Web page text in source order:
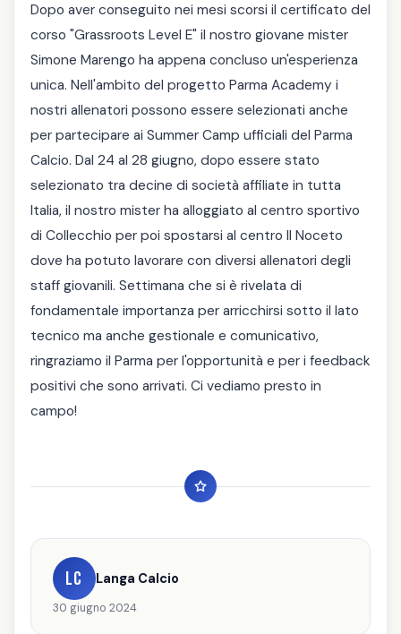
Dopo aver conseguito nei mesi scorsi il certificato del
corso "Grassroots Level E" il nostro giovane mister
Simone Marengo ha appena concluso un'esperienza
unica. Nell'ambito del progetto Parma Academy i
nostri allenatori possono essere selezionati anche
per partecipare ai Summer Camp ufficiali del Parma
Calcio. Dal 24 al 28 giugno, dopo essere stato
selezionato tra decine di società affiliate in tutta
Italia, il nostro mister ha alloggiato al centro sportivo
di Collecchio per poi spostarsi al centro Il Noceto
dove ha potuto lavorare con diversi allenatori degli
staff giovanili. Settimana che si è rivelata di
fondamentale importanza per arricchirsi sotto il lato
tecnico ma anche gestionale e comunicativo,
ringraziamo il Parma per l'opportunità e per i feedback
positivi che sono arrivati. Ci vediamo presto in
campo!
LC Langa Calcio
30 giugno 2024